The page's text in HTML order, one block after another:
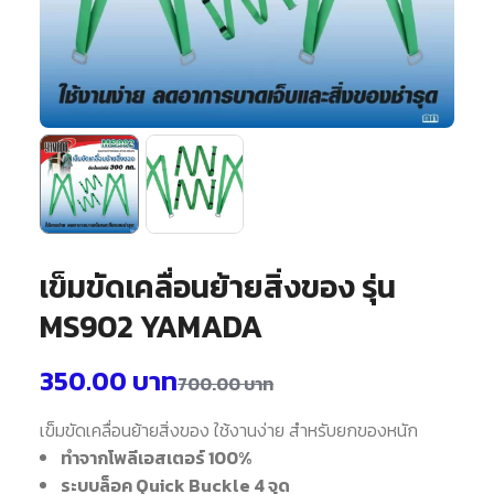
เข็มขัดเคลื่อนย้ายสิ่งของ รุ่น
MS902 YAMADA
700.00บาท
350.00 บาท
เข็มขัดเคลื่อนย้ายสิ่งของ ใช้งานง่าย สำหรับยกของหนัก
ทำจากโพลีเอสเตอร์ 100%
ระบบล็อค Quick Buckle 4 จุด